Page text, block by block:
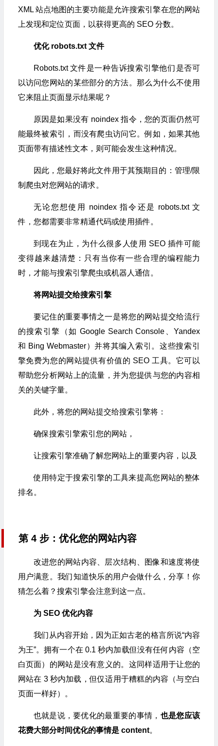
XML 站点地图的主要功能是允许搜索引擎在您的网站
上发现和定位页面，以获得更高的 SEO 分数。
优化 robots.txt 文件
Robots.txt 文件是一种告诉搜索引擎他们是否可
以访问您网站的某些部分的方法。那么为什么不使用
它来阻止页面显示结果呢？
原因是如果没有 noindex 指令，您的页面仍然可
能最终被索引，而没有爬虫访问它。例如，如果其他
页面带有描述性文本，则可能会发生这种情况。
因此，您最好将此文件用于其预期目的：管理/限
制爬虫对您网站的请求。
无论您想使用 noindex 指令还是 robots.txt 文
件，您都需要非常精通代码或使用插件。
到现在为止，为什么很多人使用 SEO 插件可能
变得越来越清楚：只有当你有一些合理的编程能力
时，才能与搜索引擎爬虫或机器人通信。
将网站提交给搜索引擎
要记住的重要事情之一是将您的网站提交给流行
的搜索引擎（如 Google Search Console、Yandex
和 Bing Webmaster）并将其编入索引。这些搜索引
擎免费为您的网站提供有价值的 SEO 工具。它可以
帮助您分析网站上的流量，并为您提供与您的内容相
关的关键字量。
此外，将您的网站提交给搜索引擎将：
确保搜索引擎索引您的网站，
让搜索引擎准确了解您网站上的重要内容，以及
使用特定于搜索引擎的工具来提高您网站的整体
排名。
第 4 步：优化您的网站内容
改进您的网站内容、层次结构、图像和速度将使
用户满意。我们知道快乐的用户会做什么，分享！你
猜怎么着？搜索引擎会注意到这一点。
为 SEO 优化内容
我们从内容开始，因为正如古老的格言所说“内容
为王”。拥有一个在 0.1 秒内加载但没有任何内容（空
白页面）的网站是没有意义的。这同样适用于让您的
网站在 3 秒内加载，但仅适用于糟糕的内容（与空白
页面一样好）。
也就是说，要优化的最重要的事情， 也是您应该
花费大部分时间优化的事情是 content。